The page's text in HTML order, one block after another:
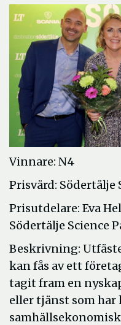
Vinnare: N4
Prisvärd: Södertälje
Prisutdelare: Eva
Södertälje Science
Beskrivning:
kan fås av ett
tagit fram en
eller tjänst som